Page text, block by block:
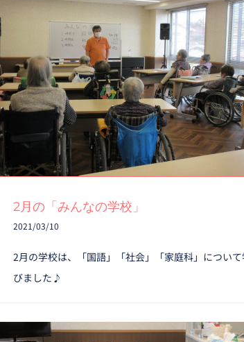
2月の「みんなの学校」
2月の「みんなの学校」
2021/03/10
2月の学校は、「国語」「社会」「家庭科」につい
びました♪